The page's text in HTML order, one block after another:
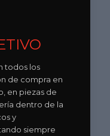
todos los
de compra en
en piezas de
dentro de la
y
siempre